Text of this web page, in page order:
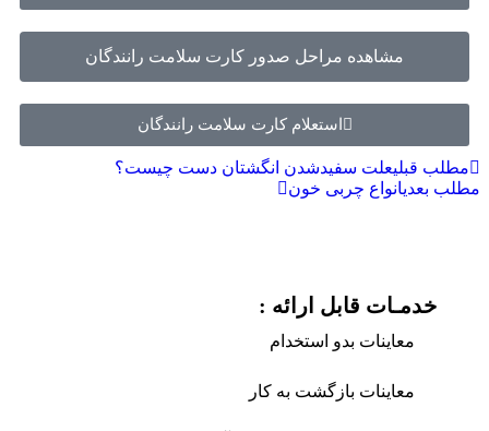
مشاهده مراحل صدور کارت سلامت رانندگان
استعلام کارت سلامت رانندگان
مطلب قبلیعلت سفیدشدن انگشتان دست چیست؟
مطلب بعدیانواع چربی خون
خدمـات قابل ارائه :
معاینات بدو استخدام
معاینات بازگشت به کار